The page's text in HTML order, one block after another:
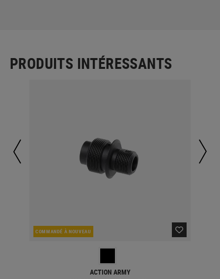
PRODUITS INTÉRESSANTS
COMMANDÉ À NOUVEAU
ACTION ARMY